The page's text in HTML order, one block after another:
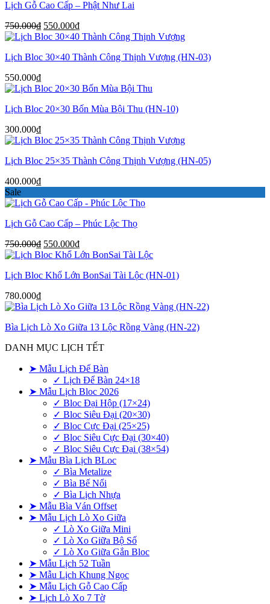
Lịch Gỗ Cao Cấp – Phật Như Lai
750.000₫ Giá
gốc
750.000₫.
550.000₫Giá
hiện
là:
Lịch Bloc 30×40 Thành Công Thịnh Vượng (HN-03)
550.000₫
Lịch Bloc 20×30 Bốn Mùa Bội Thu (HN-10)
300.000₫
Lịch Bloc 25×35 Thành Công Thịnh Vượng (HN-05)
400.000₫
Sale
Lịch Gỗ Cao Cấp – Phúc Lộc Thọ
750.000₫ Giá
gốc
750.000₫.
550.000₫Giá
hiện
là:
Lịch Bloc Khổ Lớn BonSai Tài Lộc (HN-01)
780.000₫
Bìa Lịch Lò Xo Giữa 13 Lộc Rồng Vàng (HN-22)
DANH MỤC LỊCH TẾT
➤ Mẫu Lịch Để Bàn
✓ Lịch Để Bàn 24×18
➤ Mẫu Lịch Bloc 2026
✓ Bloc Đại Hộp (17×24)
✓ Bloc Siêu Đại (20×30)
✓ Bloc Cực Đại (25×25)
✓ Bloc Siêu Cực Đại (30×40)
✓ Bloc Siêu Cực Đại (38×54)
➤ Mẫu Bìa Lịch BLoc
✓ Bìa Metalize
✓ Bìa Bế Nổi
✓ Bìa Lịch Nhựa
➤ Mẫu Bìa Ván Offset
➤ Mẫu Lịch Lò Xo Giữa
✓ Lò Xo Giữa Mini
✓ Lò Xo Giữa Bộ Số
✓ Lò Xo Giữa Gắn Bloc
➤ Mẫu Lịch 52 Tuần
➤ Mẫu Lịch Khung Ngọc
➤ Mẫu Lịch Gỗ Cao Cấp
➤ Lịch Lò Xo 7 Tờ